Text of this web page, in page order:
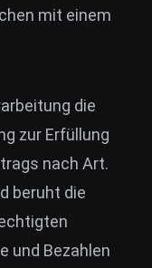
mit einem
die
zur Erfüllung
nach Art.
beruht die
und Bezahlen